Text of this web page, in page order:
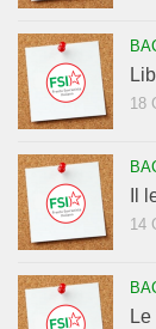
18
Il
14